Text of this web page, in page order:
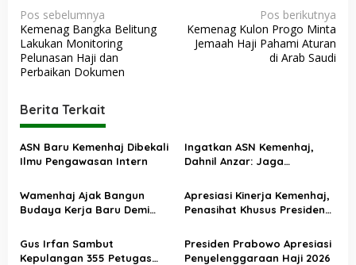
N
a
v
i
g
a
s
i
p
o
s
Pos sebelumnya
Kemenag Bangka Belitung
Lakukan Monitoring
Pelunasan Haji dan
Perbaikan Dokumen
Pos berikutnya
Kemenag Kulon Progo Minta
Jemaah Haji Pahami Aturan
di Arab Saudi
Berita Terkait
ASN Baru Kemenhaj Dibekali
Ilmu Pengawasan Intern
Ingatkan ASN Kemenhaj,
Dahnil Anzar: Jaga
Menjadikan Jemaah
sebagai Komoditas
Wamenhaj Ajak Bangun
Budaya Kerja Baru Demi
Jemaah
Apresiasi Kinerja Kemenhaj,
Penasihat Khusus Presiden
Penyelenggaraan Haji
Berjalan Baik
Gus Irfan Sambut
Kepulangan 355 Petugas
Presiden Prabowo Apresiasi
Penyelenggaraan Haji 2026